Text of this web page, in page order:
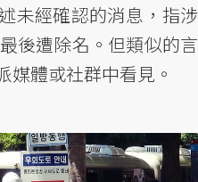
未經確認的消息，指涉
後遭除名。但類似的言
媒體或社群中看見。